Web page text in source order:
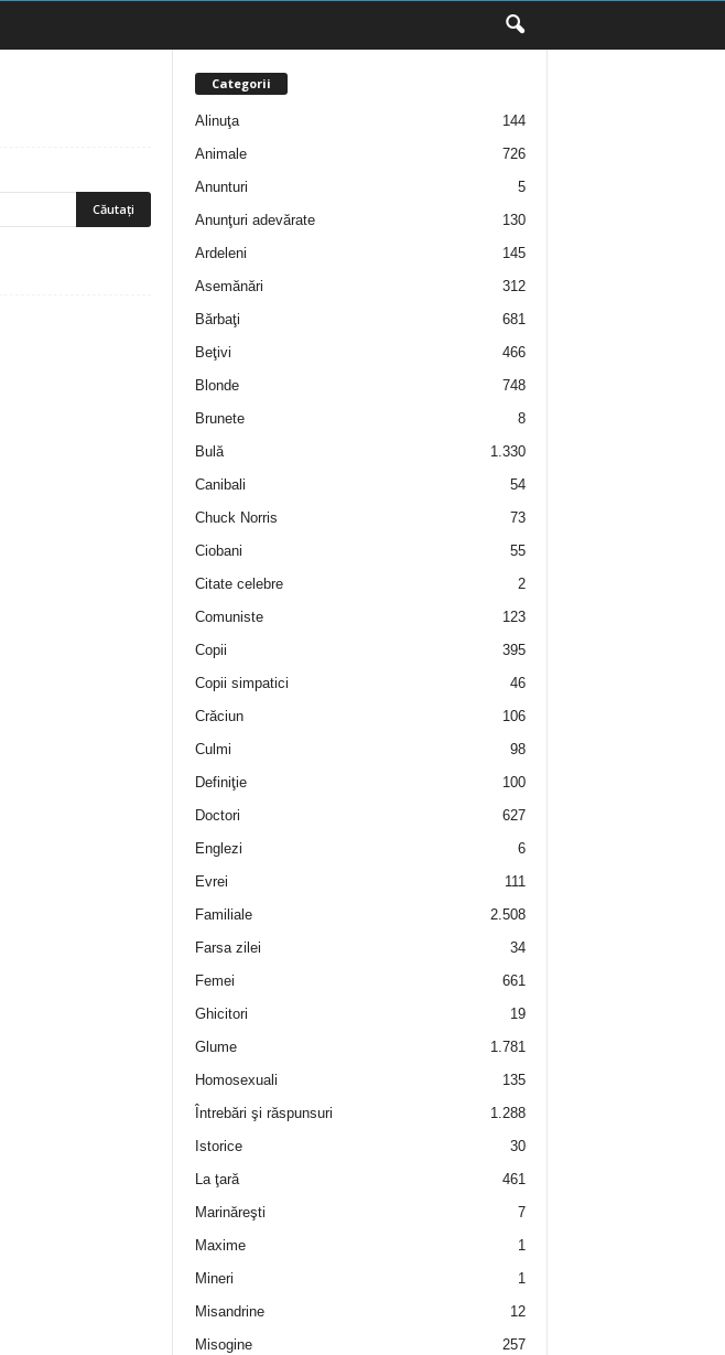
Categorii
Alinuţa
144
Animale
726
Anunturi
5
Anunţuri adevărate
130
Ardeleni
145
Asemănări
312
Bărbaţi
681
Beţivi
466
Blonde
748
Brunete
8
Bulă
1.330
Canibali
54
Chuck Norris
73
Ciobani
55
Citate celebre
2
Comuniste
123
Copii
395
Copii simpatici
46
Crăciun
106
Culmi
98
Definiţie
100
Doctori
627
Englezi
6
Evrei
111
Familiale
2.508
Farsa zilei
34
Femei
661
Ghicitori
19
Glume
1.781
Homosexuali
135
Întrebări şi răspunsuri
1.288
Istorice
30
La ţară
461
Marinăreşti
7
Maxime
1
Mineri
1
Misandrine
12
Misogine
257